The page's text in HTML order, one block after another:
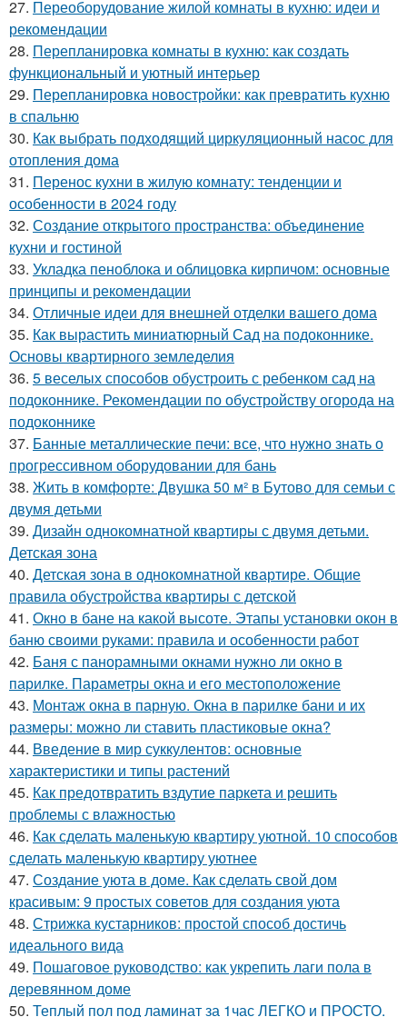
27. Переоборудование жилой комнаты в кухню: идеи и
рекомендации
28. Перепланировка комнаты в кухню: как создать
функциональный и уютный интерьер
29. Перепланировка новостройки: как превратить кухню
в спальню
30. Как выбрать подходящий циркуляционный насос для
отопления дома
31. Перенос кухни в жилую комнату: тенденции и
особенности в 2024 году
32. Создание открытого пространства: объединение
кухни и гостиной
33. Укладка пеноблока и облицовка кирпичом: основные
принципы и рекомендации
34. Отличные идеи для внешней отделки вашего дома
35. Как вырастить миниатюрный Сад на подоконнике.
Основы квартирного земледелия
36. 5 веселых способов обустроить с ребенком сад на
подоконнике. Рекомендации по обустройству огорода на
подоконнике
37. Банные металлические печи: все, что нужно знать о
прогрессивном оборудовании для бань
38. Жить в комфорте: Двушка 50 м² в Бутово для семьи с
двумя детьми
39. Дизайн однокомнатной квартиры с двумя детьми.
Детская зона
40. Детская зона в однокомнатной квартире. Общие
правила обустройства квартиры с детской
41. Окно в бане на какой высоте. Этапы установки окон в
баню своими руками: правила и особенности работ
42. Баня с панорамными окнами нужно ли окно в
парилке. Параметры окна и его местоположение
43. Монтаж окна в парную. Окна в парилке бани и их
размеры: можно ли ставить пластиковые окна?
44. Введение в мир суккулентов: основные
характеристики и типы растений
45. Как предотвратить вздутие паркета и решить
проблемы с влажностью
46. Как сделать маленькую квартиру уютной. 10 способов
сделать маленькую квартиру уютнее
47. Создание уюта в доме. Как сделать свой дом
красивым: 9 простых советов для создания уюта
48. Стрижка кустарников: простой способ достичь
идеального вида
49. Пошаговое руководство: как укрепить лаги пола в
деревянном доме
50. Теплый пол под ламинат за 1час ЛЕГКО и ПРОСТО.